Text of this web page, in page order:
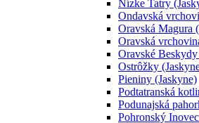
Nízke Tatry
Ondavská
Oravská Magura
Oravská
Oravské
Ostrôžky
Pieniny (Jaskyne)
Podtatranská
Podunajská
Pohronský